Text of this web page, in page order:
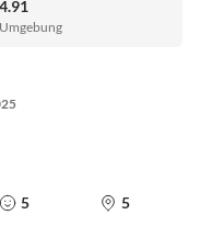
4.91
Umgebung
5 5